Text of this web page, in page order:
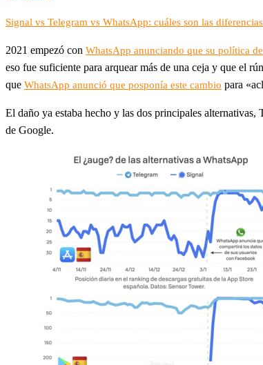
Signal vs Telegram vs WhatsApp: cuáles son las
2021 empezó con WhatsApp anunciando que su política
eso fue suficiente para arquear más de una ceja y que el
que WhatsApp anunció que posponía este cambio para
El daño ya estaba hecho y las dos principales
de Google.